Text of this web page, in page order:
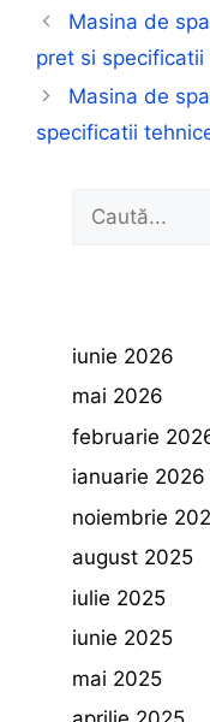
Masina de
pret si specificatii
Masina de
specificatii
după:
iunie 2026
mai 2026
februarie
ianuarie 2026
noiembrie
august 2025
iulie 2025
iunie 2025
mai 2025